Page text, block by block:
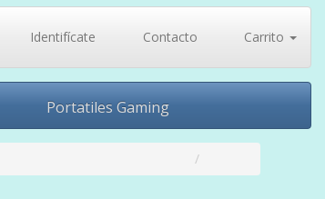
Identifícate Contacto Carrito
Portatiles Gaming